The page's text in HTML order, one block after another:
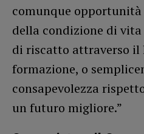
comunque
della condizione di
di riscatto attraverso il
formazione, o
consapevolezza
un futuro migliore.”